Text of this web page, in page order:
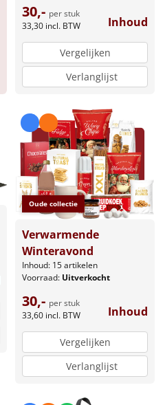
30,- per stuk
33,30 incl. BTW Inhoud
Vergelijken
Verlanglijst
Oude collectie
Verwarmende
Winteravond
Inhoud: 15 artikelen
Voorraad: Uitverkocht
30,- per stuk
33,60 incl. BTW Inhoud
Vergelijken
Verlanglijst